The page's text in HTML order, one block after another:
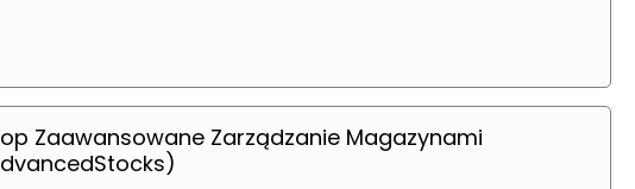
Zaawansowane Zarządzanie Magazynami